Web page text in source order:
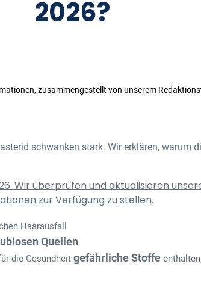
2026?
zusammengestellt von unserem
schwanken stark. Wir erklären, warum
Wir überprüfen und aktualisieren
zur Verfügung zu stellen.
Haarausfall
Quellen
die Gesundheit gefährliche Stoffe